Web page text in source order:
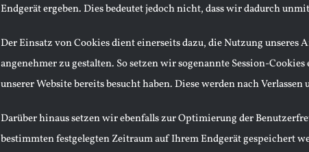
Endgerät ergeben. Dies bedeutet jedoch nicht, dass wir dadurch
Der Einsatz von Cookies dient einerseits dazu, die Nutzung unseres
angenehmer zu gestalten. So setzen wir sogenannte Session-
unserer Website bereits besucht haben. Diese werden nach
Darüber hinaus setzen wir ebenfalls zur Optimierung der
bestimmten festgelegten Zeitraum auf Ihrem Endgerät gespeichert